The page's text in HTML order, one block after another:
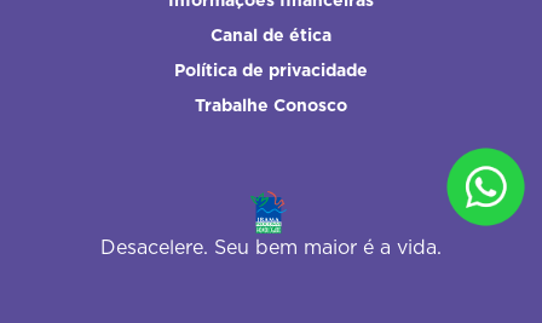
Canal de ética
Política de privacidade
Trabalhe Conosco
Desacelere. Seu bem maior é a vida.